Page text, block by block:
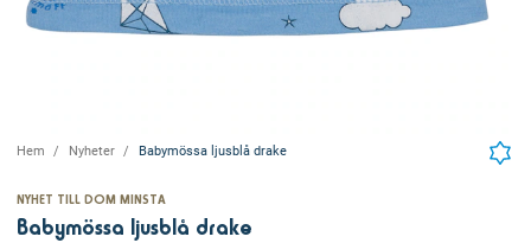
Hem Nyheter Babymössa ljusblå drake
NYHET TILL DOM MINSTA
Babymössa ljusblå drake